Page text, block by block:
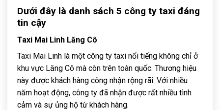
Dưới đây là danh sách 5 công ty taxi đáng
tin cậy
Taxi Mai Linh Lăng Cô
Taxi Mai Linh là một công ty taxi nổi tiếng không chỉ ở
khu vực Lăng Cô mà còn trên toàn quốc. Thương hiệu
này được khách hàng công nhận rộng rãi. Với nhiều
năm hoạt động, công ty đã nhận được rất nhiều tình
cảm và sự ủng hộ từ khách hàng.